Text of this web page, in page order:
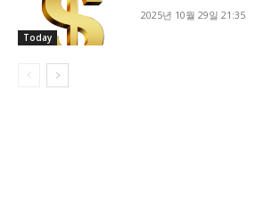
Today
2025년 10월 29일 21:35